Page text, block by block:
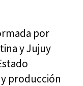
por
y Jujuy
producción